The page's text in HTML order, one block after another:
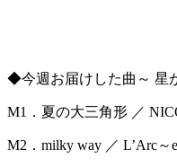
◆今週お届けした曲～ 星
M1．夏の大三角形 ／
M2．milky way ／ L’Arc～